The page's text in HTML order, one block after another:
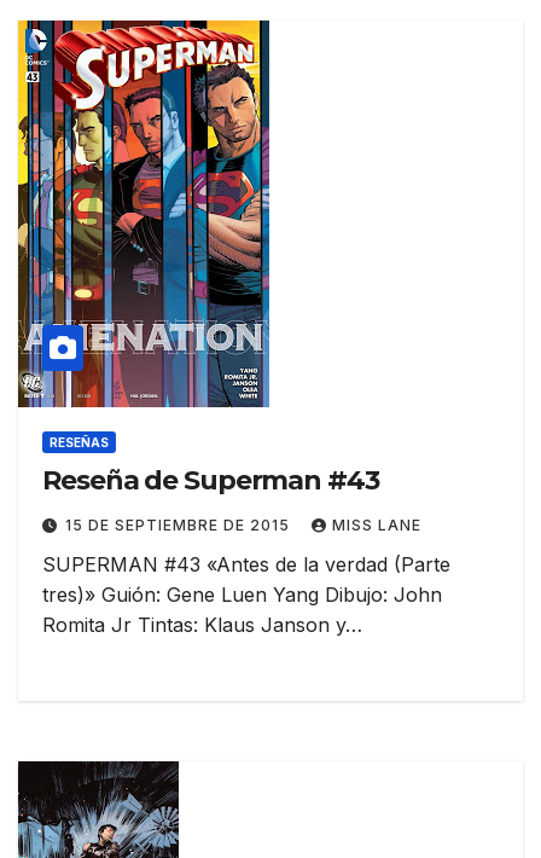
RESEÑAS
Reseña de Superman #43
15 DE SEPTIEMBRE DE 2015 MISS LANE
SUPERMAN #43 «Antes de la verdad (Parte
tres)» Guión: Gene Luen Yang Dibujo: John
Romita Jr Tintas: Klaus Janson y…